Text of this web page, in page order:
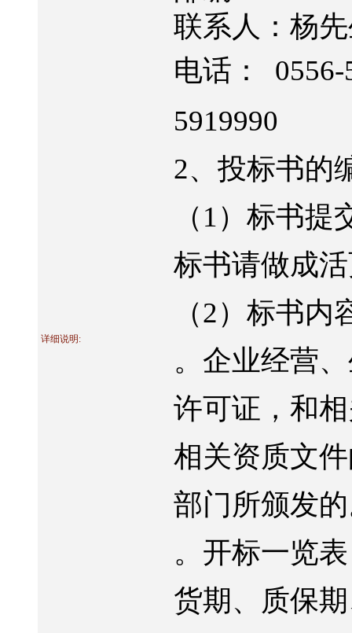
详细说明:
联系人：杨
电话：
0556-
5919990
2、投标书的
（1 ）标书提
标书请做成
（2）标书内
。企业经营
许可证， 和
相关资质文
部门所颁发
。开标一览
货期、质保